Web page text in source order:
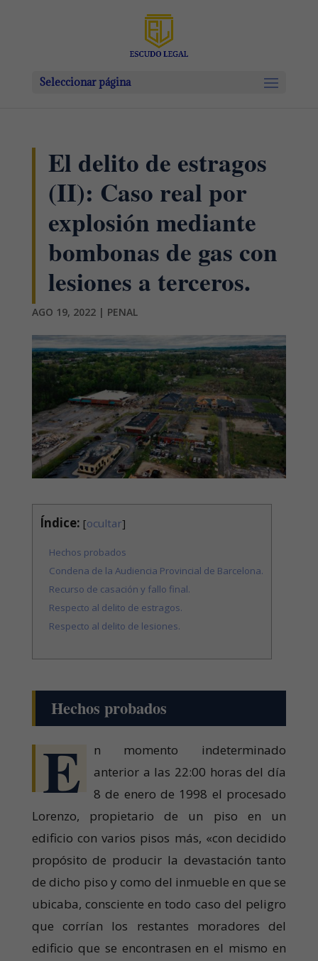
Seleccionar página
El delito de estragos
(II): Caso real por
explosión mediante
bombonas de gas con
lesiones a terceros.
AGO 19, 2022| PENAL
Índice: [ocultar]
Hechos probados
Condena de la Audiencia Provincial de Barcelona.
Recurso de casación y fallo final.
Respecto al delito de estragos.
Respecto al delito de lesiones.
Hechos probados
E
n momento indeterminado
anterior a las 22:00 horas del día
8 de enero de 1998 el procesado
Lorenzo, propietario de un piso en un
edificio con varios pisos más, «con decidido
propósito de producir la devastación tanto
de dicho piso y como del inmueble en que se
ubicaba, consciente en todo caso del peligro
que corrían los restantes moradores del
edificio que se encontrasen en el mismo en